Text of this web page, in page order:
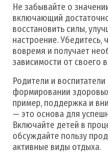
Не забывайте о
включающий
восстановить силы,
настроение. Убедитесь,
вовремя и получает
зависимости от своего
Родители и
формировании
пример, поддержка и
— это основа для
Включайте детей в
обсуждайте пользу
активные виды отдыха.